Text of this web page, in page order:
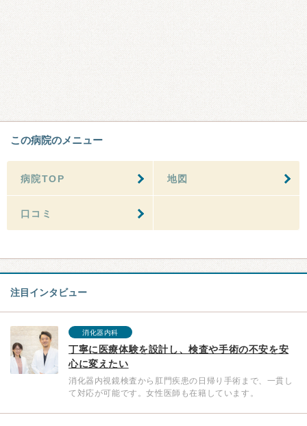
この病院のメニュー
病院TOP 地図
口コミ
注目インタビュー
消化器内科
丁寧に医療体験を設計し、検査や手術の不安を安
心に変えたい
消化器内視鏡検査から肛門疾患の日帰り手術まで、一貫し
て対応が可能です。女性医師も在籍しています。